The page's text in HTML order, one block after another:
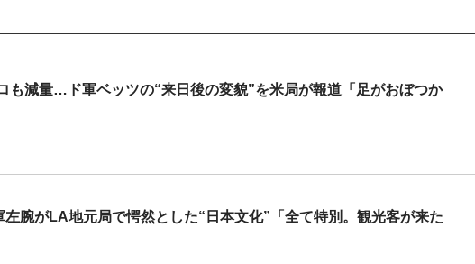
も減量…ド軍ベッツの“来日後の変貌”を米局が報道「足がおぼつか
腕がLA地元局で愕然とした“日本文化”「全て特別。観光客が来た